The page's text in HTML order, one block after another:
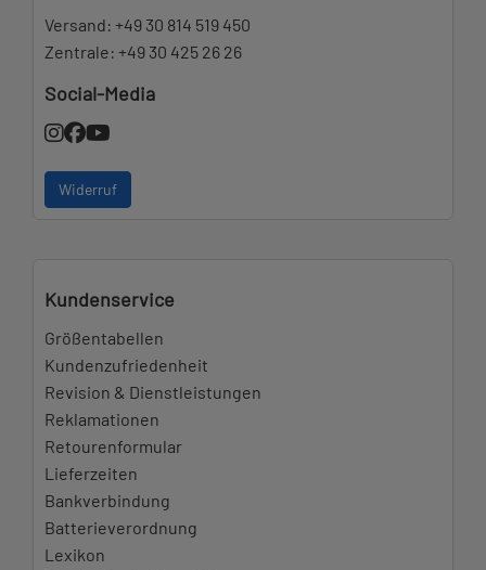
Versand: +49 30 814 519 450
Zentrale: +49 30 425 26 26
Social-Media
Widerruf
Kundenservice
Größentabellen
Kundenzufriedenheit
Revision & Dienstleistungen
Reklamationen
Retourenformular
Lieferzeiten
Bankverbindung
Batterieverordnung
Lexikon